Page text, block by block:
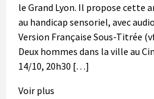
le Grand Lyon. Il propose cette
au handicap sensoriel, avec
Version Française Sous-Titrée
Deux hommes dans la ville au
14/10, 20h30 […]
Voir plus